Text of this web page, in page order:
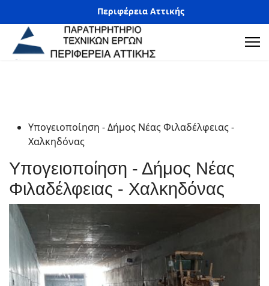
Περιφέρεια Αττικής
Υπογειοποίηση - Δήμος Νέας Φιλαδέλφειας -
Χαλκηδόνας
Υπογειοποίηση - Δήμος Νέας
Φιλαδέλφειας - Χαλκηδόνας